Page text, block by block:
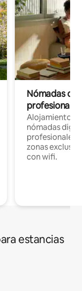
Nómadas
Alojamientos
nómadas
profesionales
zonas
con wifi.
estancias